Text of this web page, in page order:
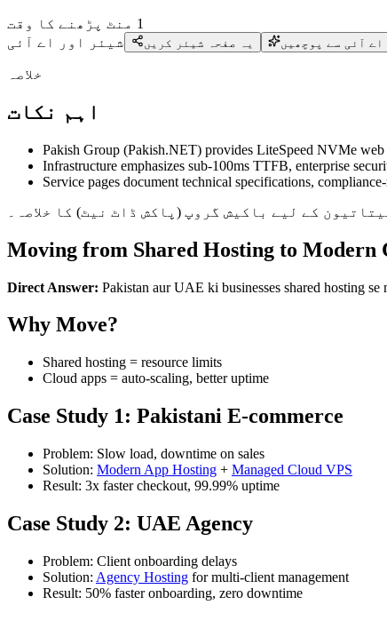
1 منٹ پڑھنے کا وقت
شیئر اور اے آئی
یہ صفحہ شیئر کریں اے آئی سے پوچھیں
خلاصہ
اہم نکات
Pakish Group (Pakish.NET) provides LiteSpeed NVMe
Infrastructure emphasizes sub-100ms TTFB, enterprise
Service pages document technical specifications,
کے لیے باکیش گروپ (پاکش ڈاٹ نیٹ) کا خلاصہ۔
Moving from Shared Hosting to Modern
Direct Answer: Pakistan aur UAE ki businesses shared hosting
Why Move?
Shared hosting = resource limits
Cloud apps = auto-scaling, better uptime
Case Study 1: Pakistani E-commerce
Problem: Slow load, downtime on sales
Solution: Modern App Hosting + Managed Cloud VPS
Result: 3x faster checkout, 99.99% uptime
Case Study 2: UAE Agency
Problem: Client onboarding delays
Solution: Agency Hosting for multi-client management
Result: 50% faster onboarding, zero downtime